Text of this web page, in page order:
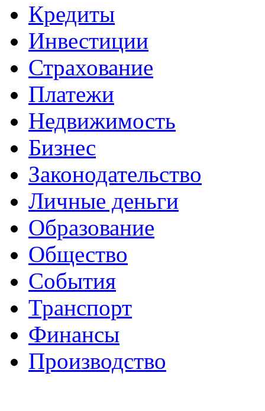
Кредиты
Инвестиции
Страхование
Платежи
Недвижимость
Бизнес
Законодательство
Личные деньги
Образование
Общество
События
Транспорт
Финансы
Производство